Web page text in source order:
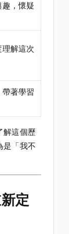
，懷疑
解這次
著學習
解這個歷
是「我不
定